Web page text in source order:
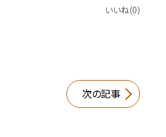
いいね(0)
次の記事